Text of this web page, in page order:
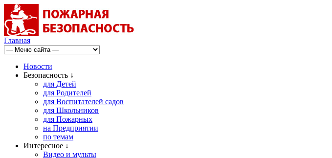
Главная
Новости
Безопасность ↓
для Детей
для Родителей
для Воспитателей садов
для Школьников
для Пожарных
на Предприятии
по темам
Интересное ↓
Видео и мульты